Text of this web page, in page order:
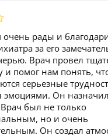
рады и
за его
Врач провел
и помог нам понять,
серьезные
эмоциями. Он
был не только
но и очень
Он создал